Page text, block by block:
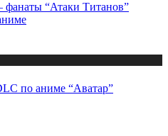
“Атаки Титанов”
по аниме “Аватар”